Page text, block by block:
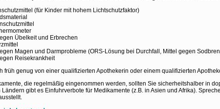
(für Kinder mit hohem Lichtschutzfaktor)
Übelkeit und Erbrechen
Magen und Darmprobleme (ORS-Lösung bei Durchfall, Mittel gegen
Reisekrankheit
früh genug von einer qualifizierten Apothekerin oder einem qualifizierten
die regelmäßig eingenommen werden, sollten Sie sicherheitshalber in
gibt es Einfuhrverbote für Medikamente (z.B. in Asien und Afrika).